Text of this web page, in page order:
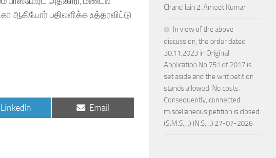
ஆகியோர் பதிலளிக்க உத்தரவிட்டு
Share
on
LinkedIn
Share
on
Email
Chand Jain 2. Ameet Kumar
In view of the above
discussion, the order dated
30.11.2023 in Original
Application No.751 of 2017 is
set aside and the writ petition
stands allowed. No costs.
Consequently, connected
miscellaneous petition is closed.
(S.M.S.,J.) (N.S.,J.) 27-07-2026